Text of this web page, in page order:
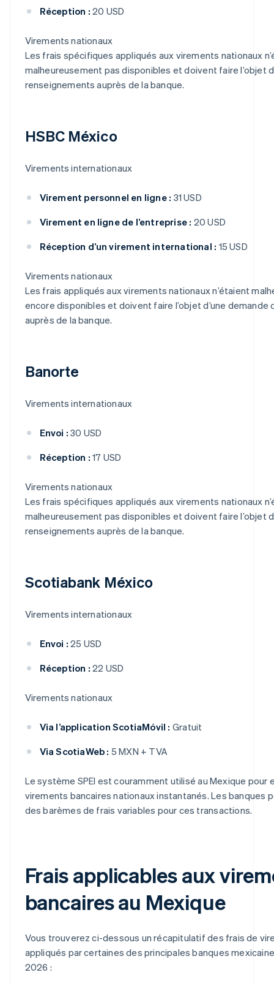
Réception : 20 USD
Virements nationaux
Les frais spécifiques appliqués aux virements nationaux
malheureusement pas disponibles et doivent faire l’objet
renseignements auprès de la banque.
HSBC México
Virements internationaux
Virement personnel en ligne : 31 USD
Virement en ligne de l’entreprise : 20 USD
Réception d’un virement international : 15 USD
Virements nationaux
Les frais appliqués aux virements nationaux n’étaient
encore disponibles et doivent faire l’objet d’une
auprès de la banque.
Banorte
Virements internationaux
Envoi : 30 USD
Réception : 17 USD
Virements nationaux
Les frais spécifiques appliqués aux virements nationaux
malheureusement pas disponibles et doivent faire l’objet
renseignements auprès de la banque.
Scotiabank México
Virements internationaux
Envoi : 25 USD
Réception : 22 USD
Virements nationaux
Via l’application ScotiaMóvil : Gratuit
Via ScotiaWeb : 5 MXN + TVA
Le système SPEI est couramment utilisé au Mexique
virements bancaires nationaux instantanés. Les banques
des barèmes de frais variables pour ces transactions.
Frais applicables aux
bancaires au Mexique
Vous trouverez ci-dessous un récapitulatif des frais de
appliqués par certaines des principales banques
2026 :